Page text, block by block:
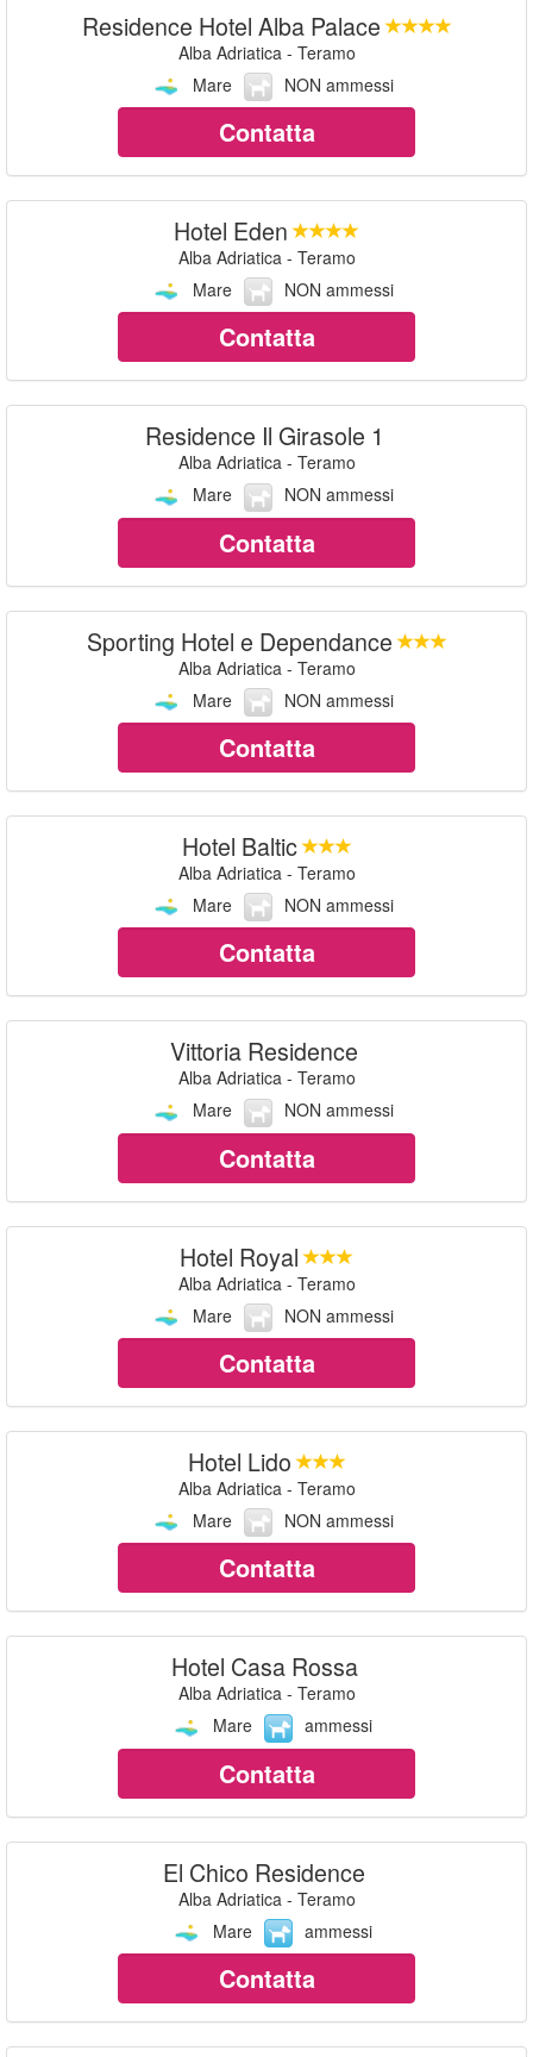
Residence Hotel Alba Palace
Alba Adriatica - Teramo
Mare
NON ammessi
Contatta
Hotel Eden
Alba Adriatica - Teramo
Mare
NON ammessi
Contatta
Residence Il Girasole 1
Alba Adriatica - Teramo
Mare
NON ammessi
Contatta
Sporting Hotel e Dependance
Alba Adriatica - Teramo
Mare
NON ammessi
Contatta
Hotel Baltic
Alba Adriatica - Teramo
Mare
NON ammessi
Contatta
Vittoria Residence
Alba Adriatica - Teramo
Mare
NON ammessi
Contatta
Hotel Royal
Alba Adriatica - Teramo
Mare
NON ammessi
Contatta
Hotel Lido
Alba Adriatica - Teramo
Mare
NON ammessi
Contatta
Hotel Casa Rossa
Alba Adriatica - Teramo
Mare
ammessi
Contatta
El Chico Residence
Alba Adriatica - Teramo
Mare
ammessi
Contatta